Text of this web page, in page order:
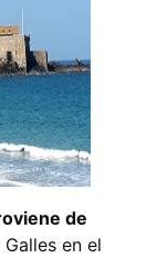
de
en el